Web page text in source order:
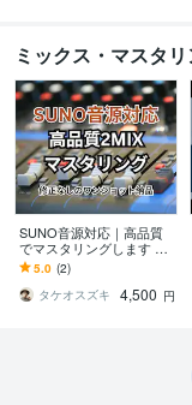
ミックス・マスタ
SUNO音源対応｜高品質
でマスタリングします SU
NOで書き出した音源を5
曲4500円でクオリティア
ップ！
5.0 (2)
タケオスズキ
4,500 円